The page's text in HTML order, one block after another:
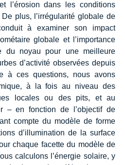
l’érosion dans les conditions
plus, l’irrégularité globale de
à examiner son impact
globale et l’importance
du noyau pour une meilleure
d’activité observées depuis
à ces questions, nous avons
à la fois au niveau des
locales ou des pits, et au
– en fonction de l’objectif de
compte du modèle de forme
d’illumination de la surface
chaque facette du modèle de
calculons l’énergie solaire, y